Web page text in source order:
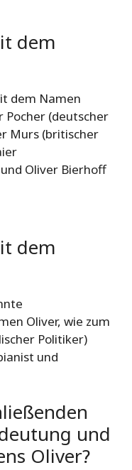
dem
dem Namen
Pocher (deutscher
Murs (britischer
Oliver Bierhoff
dem
Oliver, wie zum
Politiker)
und
und
Oliver?